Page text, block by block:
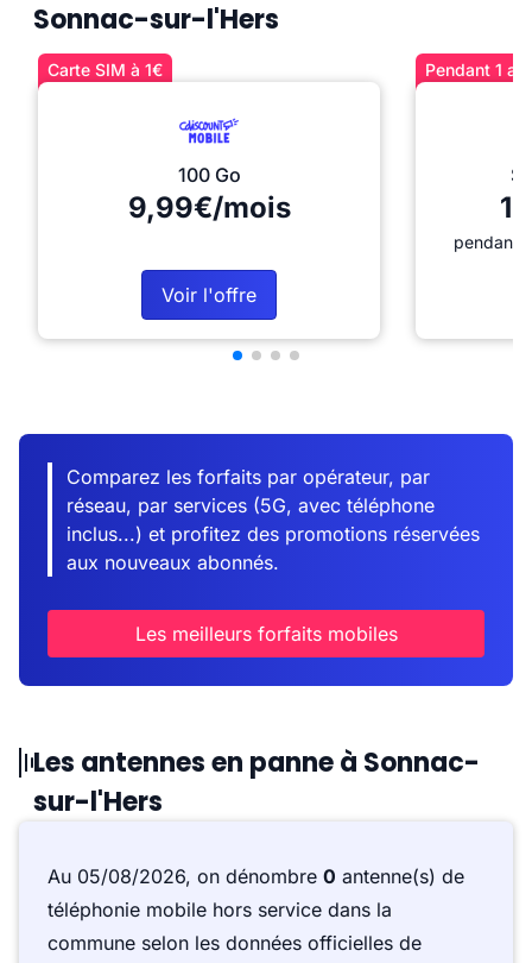
Sonnac-sur-l'Hers
Carte SIM à 1€
100 Go
9,99€/mois
Voir l'offre
Pendant 1
pendant
Comparez les forfaits par opérateur, par
réseau, par services (5G, avec téléphone
inclus...) et profitez des promotions réservées
aux nouveaux abonnés.
Les meilleurs forfaits mobiles
Les antennes en panne à Sonnac-
sur-l'Hers
Au 05/08/2026, on dénombre 0 antenne(s) de
téléphonie mobile hors service dans la
commune selon les données officielles de